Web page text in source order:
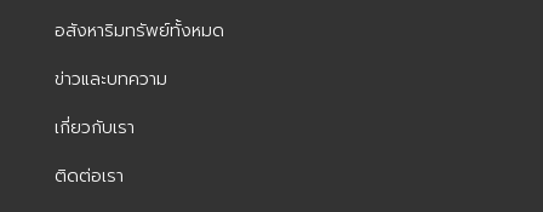
อสังหาริมทรัพย์ทั้งหมด
ข่าวและบทความ
เกี่ยวกับเรา
ติดต่อเรา